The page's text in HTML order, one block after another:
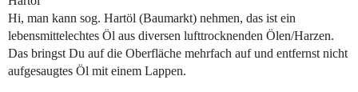
Hi, man kann sog. Hartöl (Baumarkt) nehmen, das ist ein
lebensmittelechtes Öl aus diversen lufttrocknenden Ölen/Harzen.
Das bringst Du auf die Oberfläche mehrfach auf und entfernst nicht
aufgesaugtes Öl mit einem Lappen.